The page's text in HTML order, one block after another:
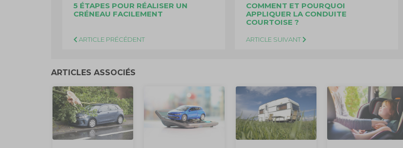
5 ÉTAPES POUR RÉALISER UN
CRÉNEAU FACILEMENT
ARTICLE PRÉCÉDENT
COMMENT ET POURQUOI
APPLIQUER LA CONDUITE
COURTOISE ?
ARTICLE SUIVANT
ARTICLES ASSOCIÉS